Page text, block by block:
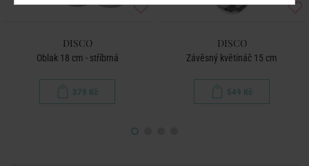
DISCO
Oblak 18 cm - stříbrná
379 Kč
DISCO
Závěsný květináč 15 cm
549 Kč